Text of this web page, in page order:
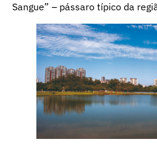
Sangue” – pássaro típico da